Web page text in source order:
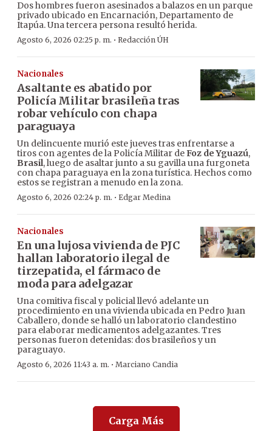
Dos hombres fueron asesinados a balazos en un parque
privado ubicado en Encarnación, Departamento de
Itapúa. Una tercera persona resultó herida.
Agosto 6, 2026 02:25 p. m. · Redacción ÚH
Nacionales
Asaltante es abatido por
Policía Militar brasileña tras
robar vehículo con chapa
paraguaya
Un delincuente murió este jueves tras enfrentarse a
tiros con agentes de la Policía Militar deFoz de Yguazú,
Brasil, luego de asaltar junto a su gavilla una furgoneta
con chapa paraguaya en la zona turística. Hechos como
estos se registran a menudo en la zona.
Agosto 6, 2026 02:24 p. m. · Edgar Medina
Nacionales
En una lujosa vivienda de PJC
hallan laboratorio ilegal de
tirzepatida, el fármaco de
moda para adelgazar
Una comitiva fiscal y policial llevó adelante un
procedimiento en una vivienda ubicada en Pedro Juan
Caballero, donde se halló un laboratorio clandestino
para elaborar medicamentos adelgazantes. Tres
personas fueron detenidas: dos brasileños y un
paraguayo.
Agosto 6, 2026 11:43 a. m. · Marciano Candia
Carga Más